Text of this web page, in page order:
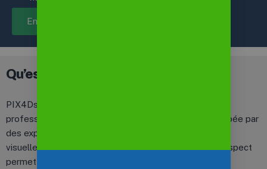
Qu’est-ce que Pix4Dscan
PIX4Dscan est une application de planification de vol
professionnel pour iPad et tablettes Android développée par
des experts en photogrammétrie pour les inspections
visuelles à partir d’images. Ce compagnon de PIX4Dinspect
permet de réaliser des vols de drones manuels et